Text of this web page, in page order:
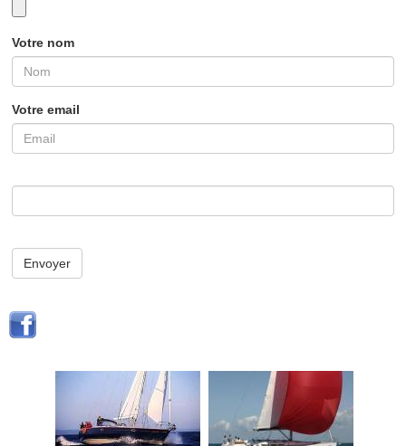
Votre nom
Votre email
Envoyer